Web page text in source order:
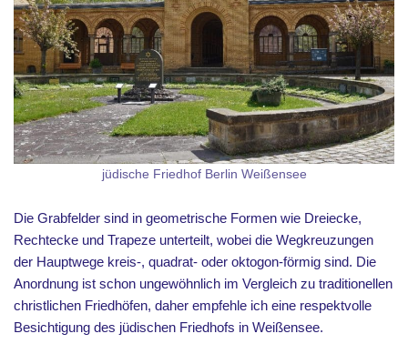
jüdische Friedhof Berlin Weißensee
Die Grabfelder sind in geometrische Formen wie Dreiecke,
Rechtecke und Trapeze unterteilt, wobei die Wegkreuzungen
der Hauptwege kreis-, quadrat- oder oktogon-förmig sind. Die
Anordnung ist schon ungewöhnlich im Vergleich zu traditionellen
christlichen Friedhöfen, daher empfehle ich eine respektvolle
Besichtigung des jüdischen Friedhofs in Weißensee.